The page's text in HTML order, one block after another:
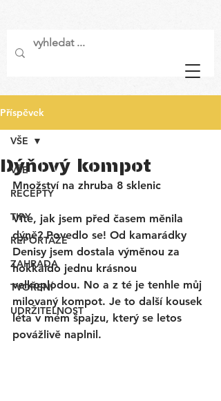
Příspěvek
VŠE
RECEPTY
TIPY
REPORTÁŽE
ZAHRADA
TVOŘENÍ
UDRŽITELNOST
VŠE
Dýňový kompot
Množství na zhruba 8 sklenic
Víte, jak jsem před časem měnila
dýně? Povedlo se! Od kamarádky
Denisy jsem dostala výměnou za
hokkaido jednu krásnou
velkoplodou. No a z té je tenhle můj
milovaný kompot. Je to další kousek
léta v mém špajzu, který se letos
povážlivě naplnil.